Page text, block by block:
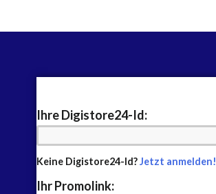
Ihre Digistore24-Id:
Keine Digistore24-Id?Jetzt anmelden!
Ihr Promolink: